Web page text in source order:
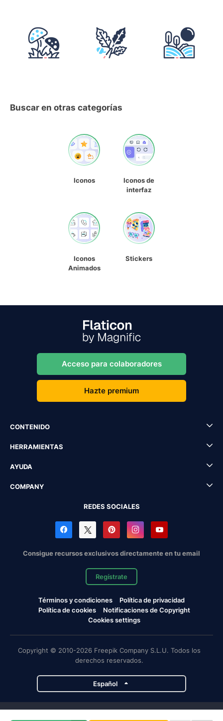
Buscar en otras categorías
Iconos
Iconos de
interfaz
Iconos
Animados
Stickers
Acceso para colaboradores
Hazte premium
CONTENIDO
HERRAMIENTAS
AYUDA
COMPANY
REDES SOCIALES
Consigue recursos exclusivos directamente en tu email
Regístrate
Términos y condiciones
Política de privacidad
Política de cookies
Notificaciones de Copyright
Cookies settings
Copyright © 2010-2026 Freepik Company S.L.U. Todos los
derechos reservados.
Español